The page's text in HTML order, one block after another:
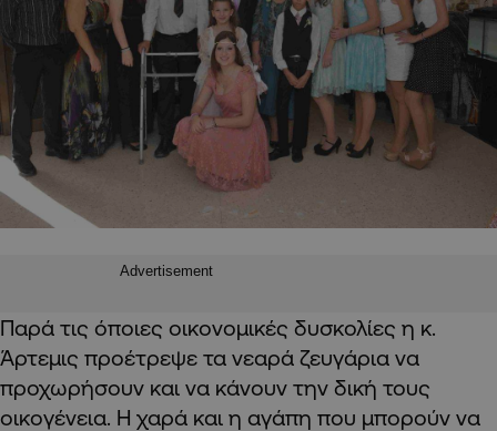
Advertisement
Παρά τις όποιες οικονομικές δυσκολίες η κ.
Άρτεμις προέτρεψε τα νεαρά ζευγάρια να
προχωρήσουν και να κάνουν την δική τους
οικογένεια. Η χαρά και η αγάπη που μπορούν να